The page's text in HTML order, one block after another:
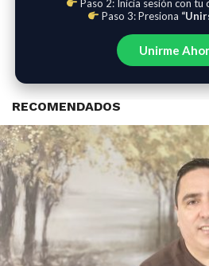
Paso 2: Inicia sesión con tu
Paso 3: Presiona
Unirme
RECOMENDADOS